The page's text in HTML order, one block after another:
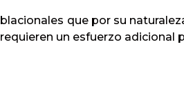
que por su
un esfuerzo adicional